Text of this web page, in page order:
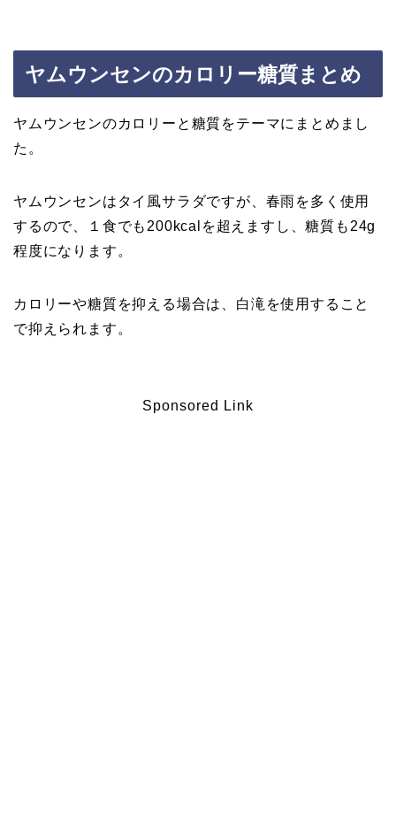
ヤムウンセンのカロリー糖質まとめ
ヤムウンセンのカロリーと糖質をテーマにまとめまし
た。
ヤムウンセンはタイ風サラダですが、春雨を多く使用
するので、１食でも200kcalを超えますし、糖質も24g
程度になります。
カロリーや糖質を抑える場合は、白滝を使用すること
で抑えられます。
Sponsored Link